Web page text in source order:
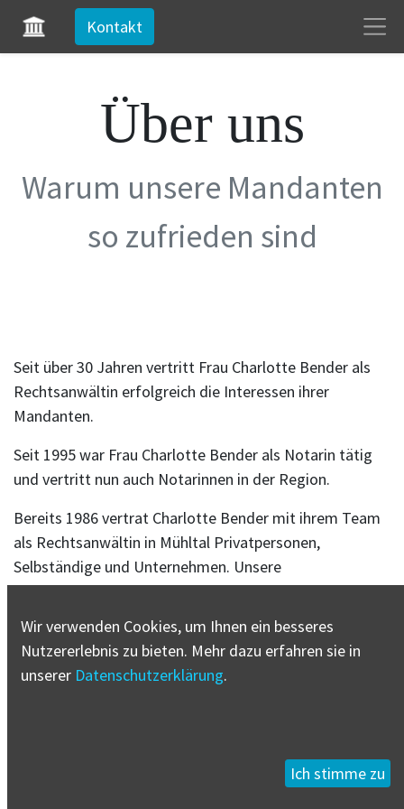
Kontakt
Über uns
Warum unsere Mandanten
so zufrieden sind
Seit über 30 Jahren vertritt Frau Charlotte Bender als
Rechtsanwältin erfolgreich die Interessen ihrer
Mandanten.
Seit 1995 war Frau Charlotte Bender als Notarin tätig
und vertritt nun auch Notarinnen in der Region.
Bereits 1986 vertrat Charlotte Bender mit ihrem Team
als Rechtsanwältin in Mühltal Privatpersonen,
Selbständige und Unternehmen. Unsere
Kernkompetenzen sind Zivilrecht und Gesellschafts- /
Unternehmensrecht. Da wir Ihnen sowohl
Rechtsberatung und steuerrechtliche Beratung
anbieten können, erhalten Sie bei uns alles aus einer
Hand. Gerne begleiten wir sie auch vorbereitend bei
Aufgrund unserer langen Erfahrung können wir aber
Wir verwenden Cookies, um Ihnen ein besseres
Nutzererlebnis zu bieten. Mehr dazu erfahren sie in
unserer Datenschutzerklärung.
Ich stimme zu